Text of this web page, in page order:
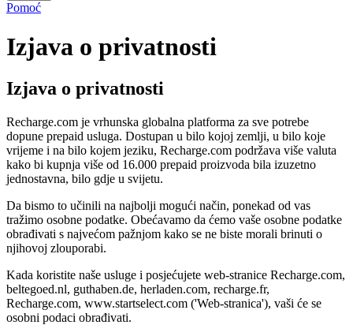
Pomoć
Izjava o privatnosti
Izjava o privatnosti
Recharge.com je vrhunska globalna platforma za sve potrebe
dopune prepaid usluga. Dostupan u bilo kojoj zemlji, u bilo koje
vrijeme i na bilo kojem jeziku, Recharge.com podržava više valuta
kako bi kupnja više od 16.000 prepaid proizvoda bila izuzetno
jednostavna, bilo gdje u svijetu.
Da bismo to učinili na najbolji mogući način, ponekad od vas
tražimo osobne podatke. Obećavamo da ćemo vaše osobne podatke
obrađivati s najvećom pažnjom kako se ne biste morali brinuti o
njihovoj zlouporabi.
Kada koristite naše usluge i posjećujete web-stranice Recharge.com,
beltegoed.nl, guthaben.de, herladen.com, recharge.fr,
Recharge.com, www.startselect.com ('Web-stranica'), vaši će se
osobni podaci obrađivati.